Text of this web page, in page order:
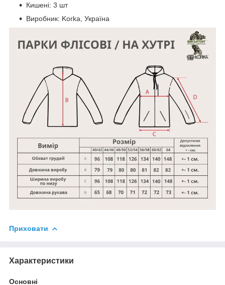
Кишені: 3 шт
Виробник: Korka, Україна
Приховати
Характеристики
Основні